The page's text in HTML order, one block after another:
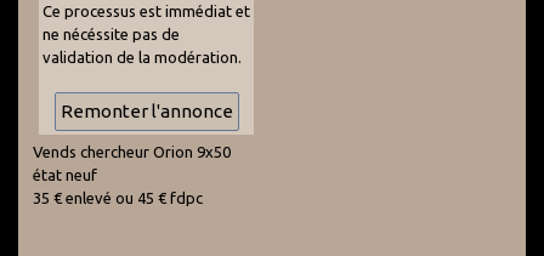
Ce processus est immédiat et
ne nécéssite pas de
validation de la modération.
Vends chercheur Orion 9x50
état neuf
35 € enlevé ou 45 € fdpc